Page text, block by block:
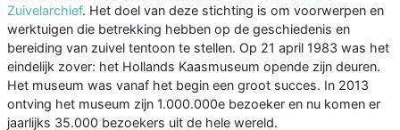
Zuivelarchief. Het doel van deze stichting is om voorwerpen en
werktuigen die betrekking hebben op de geschiedenis en
bereiding van zuivel tentoon te stellen. Op 21 april 1983 was het
eindelijk zover: het Hollands Kaasmuseum opende zijn deuren.
Het museum was vanaf het begin een groot succes. In 2013
ontving het museum zijn 1.000.000e bezoeker en nu komen er
jaarlijks 35.000 bezoekers uit de hele wereld.